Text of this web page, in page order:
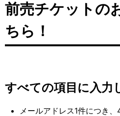
前売チケットの
ちら！
すべての項目に入力
メールアドレス1件につき